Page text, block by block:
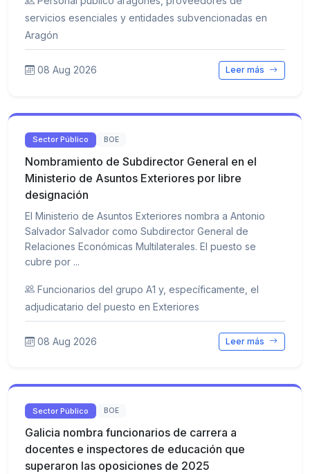
servicios esenciales y entidades subvencionadas en
Aragón
08 Aug 2026 Leer más
Sector Público BOE
Nombramiento de Subdirector General en el
Ministerio de Asuntos Exteriores por libre
designación
El Ministerio de Asuntos Exteriores nombra a Antonio
Salvador Salvador como Subdirector General de
Relaciones Económicas Multilaterales. El puesto se
cubre por ...
Funcionarios del grupo A1 y, específicamente, el
adjudicatario del puesto en Exteriores
08 Aug 2026 Leer más
Sector Público BOE
Galicia nombra funcionarios de carrera a
docentes e inspectores de educación que
superaron las oposiciones de 2025